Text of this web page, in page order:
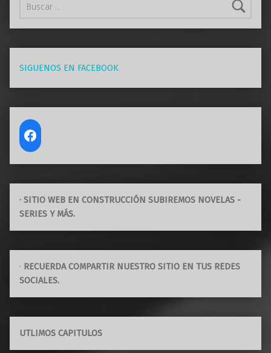
SIGUENOS EN FACEBOOK
· SITIO WEB EN CONSTRUCCIÓN SUBIREMOS NOVELAS -
SERIES Y MÁS.
· RECUERDA COMPARTIR NUESTRO SITIO EN TUS REDES
SOCIALES.
UTLIMOS CAPITULOS